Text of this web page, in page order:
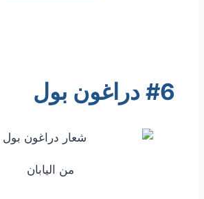
#6 دراغون بول
من اليابان